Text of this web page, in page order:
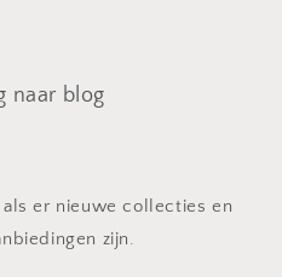
naar blog
er nieuwe collecties en
zijn.